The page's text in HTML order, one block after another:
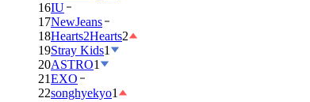
16IU
17NewJeans
18Hearts2Hearts2
19Stray Kids1
20ASTRO1
21EXO
22songhyekyo1